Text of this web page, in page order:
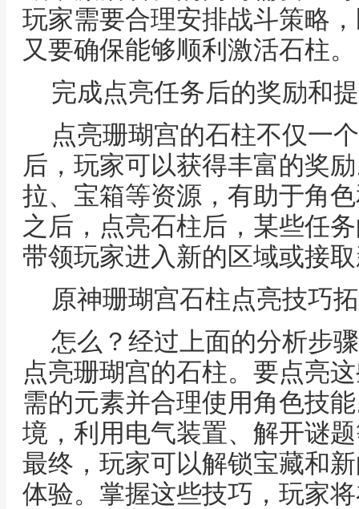
玩家需要合理安排战斗策略
又要确保能够顺利激活石柱。
完成点亮任务后的奖励和
点亮珊瑚宫的石柱不仅一
后，玩家可以获得丰富的奖
拉、宝箱等资源，有助于角
之后，点亮石柱后，某些任
带领玩家进入新的区域或接
原神珊瑚宫石柱点亮技巧
怎么？经过上面的分析步
点亮珊瑚宫的石柱。要点亮
需的元素并合理使用角色技
境，利用电气装置、解开谜
最终，玩家可以解锁宝藏和
体验。掌握这些技巧，玩家